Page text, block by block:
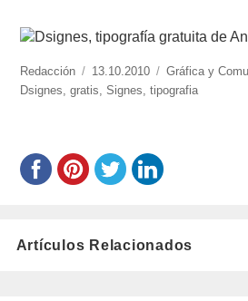
https://www.experimenta.es/author/
Redacción
Publicado
el
13.10.2010 Categorías
Gráfica y
Dsignes,gratis,Signes,tipografia
Artículos Relacionados